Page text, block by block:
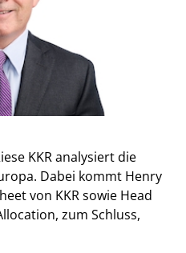
KKR analysiert die
Dabei kommt Henry
von KKR sowie Head
zum Schluss,